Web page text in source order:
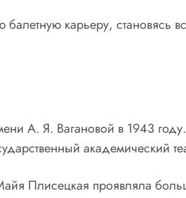
карьеру, становясь
А. Я. Вагановой в 1943
академический
Плисецкая проявляла